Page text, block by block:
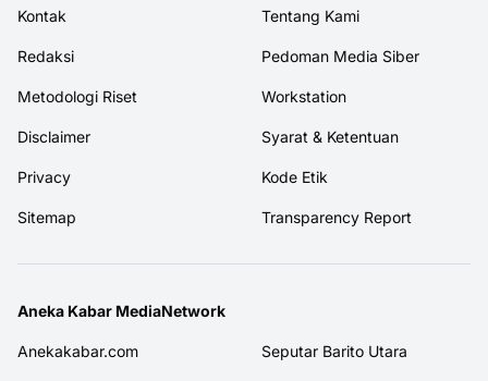
Kontak Tentang Kami
Redaksi Pedoman Media Siber
Metodologi Riset Workstation
Disclaimer Syarat & Ketentuan
Privacy Kode Etik
Sitemap Transparency Report
Aneka Kabar MediaNetwork
Anekakabar.com Seputar Barito Utara